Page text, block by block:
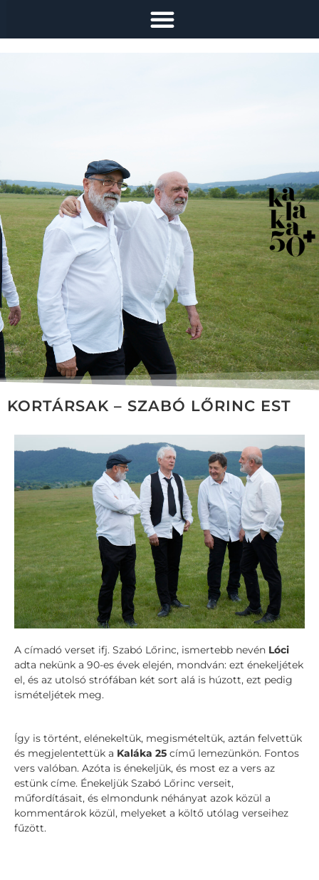
KORTÁRSAK – SZABÓ LŐRINC EST
A címadó verset ifj. Szabó Lőrinc, ismertebb nevén Lóci
adta nekünk a 90-es évek elején, mondván: ezt énekeljétek
el, és az utolsó strófában két sort alá is húzott, ezt pedig
ismételjétek meg.
Így is történt, elénekeltük, megismételtük, aztán felvettük
és megjelentettük a Kaláka 25 című lemezünkön. Fontos
vers valóban. Azóta is énekeljük, és most ez a vers az
estünk címe. Énekeljük Szabó Lőrinc verseit,
műfordításait, és elmondunk néhányat azok közül a
kommentárok közül, melyeket a költő utólag verseihez
fűzött.